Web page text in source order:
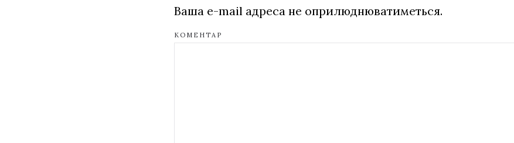
Ваша e-mail адреса не оприлюднюватиметься.
КОМЕНТАР